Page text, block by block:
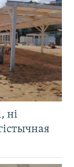
ні